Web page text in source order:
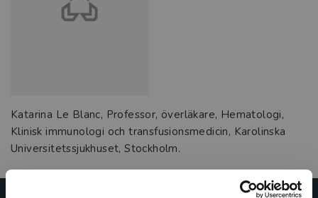
Katarina Le Blanc, Professor, överläkare, Hematologi,
Klinisk immunologi och transfusionsmedicin, Karolinska
Universitetssjukhuset, Stockholm.